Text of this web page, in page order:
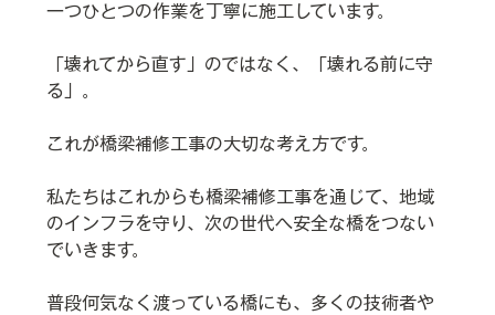
一つひとつの作業を丁寧に施工しています。
「壊れてから直す」のではなく、「壊れる前に守
る」。
これが橋梁補修工事の大切な考え方です。
私たちはこれからも橋梁補修工事を通じて、地域
のインフラを守り、次の世代へ安全な橋をつない
でいきます。
普段何気なく渡っている橋にも、多くの技術者や